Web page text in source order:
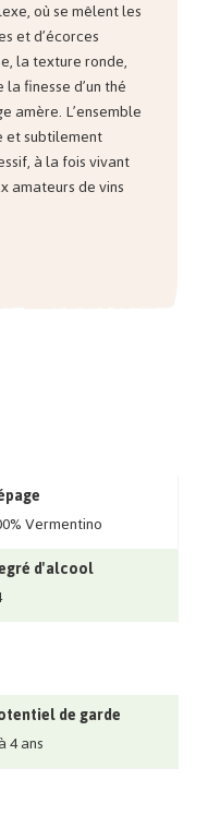
où se mêlent les
et d’écorces
la texture ronde,
finesse d’un thé
amère. L’ensemble
et subtilement
à la fois vivant
amateurs de vins
Vermentino
d'alcool
de garde
4 ans